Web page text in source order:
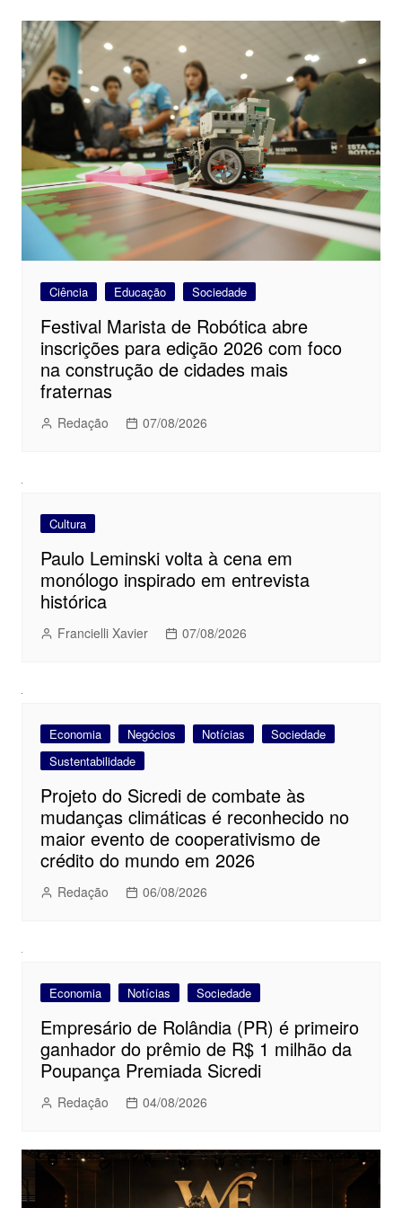
Ciência Educação Sociedade
Festival Marista de Robótica abre
inscrições para edição 2026 com foco
na construção de cidades mais
fraternas
Redação 07/08/2026
Cultura
Paulo Leminski volta à cena em
monólogo inspirado em entrevista
histórica
Francielli Xavier 07/08/2026
Economia Negócios Notícias
Sociedade
Sustentabilidade
Projeto do Sicredi de combate às
mudanças climáticas é reconhecido no
maior evento de cooperativismo de
crédito do mundo em 2026
Redação 06/08/2026
Economia Notícias Sociedade
Empresário de Rolândia (PR) é primeiro
ganhador do prêmio de R$ 1 milhão da
Poupança Premiada Sicredi
Redação 04/08/2026